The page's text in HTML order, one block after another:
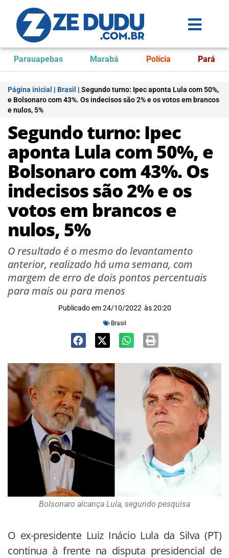
Parauapebas Marabá Polícia Pará
Página inicial | Brasil | Segundo turno: Ipec aponta Lula com 50%,
e Bolsonaro com 43%. Os indecisos são 2% e os votos em brancos
e nulos, 5%
Segundo turno: Ipec
aponta Lula com 50%, e
Bolsonaro com 43%. Os
indecisos são 2% e os
votos em brancos e
nulos, 5%
O resultado é o mesmo do levantamento
anterior, realizado há uma semana, com
margem de erro de dois pontos percentuais
para mais ou para menos
Publicado em 24/10/2022 às 20:20
Brasil
Bolsonaro alcança Lula, segundo pesquisa
O ex-presidente Luiz Inácio Lula da Silva (PT)
continua à frente na disputa presidencial de